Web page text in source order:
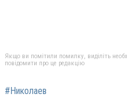
Якщо ви помітили помилку, виділіть
повідомити про це редакцію
#Николаев